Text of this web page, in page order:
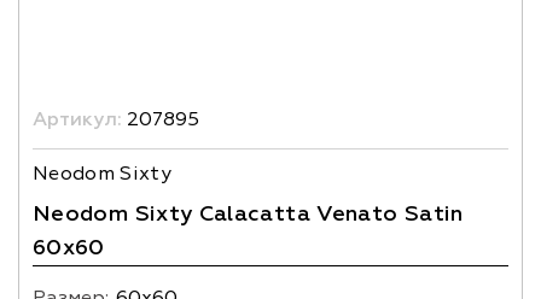
Артикул: 207895
Neodom Sixty
Neodom Sixty Calacatta Venato Satin
60x60